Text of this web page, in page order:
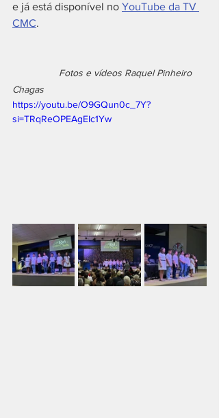
e já está disponível no YouTube da TV
CMC.
Chagas
https://youtu.be/O9GQun0c_7Y?
si=TRqReOPEAgEIc1Yw